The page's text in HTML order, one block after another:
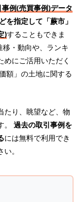
例(売買事例)データ
を指定して「蕨市」
)することもできま
・動向や、ランキ
にご活用いただく
額」の土地に関する
たり、眺望など、物
過去の取引事例を
には無料で利用でき
。